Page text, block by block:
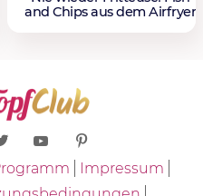
and Chips aus dem Airfryer
Impressum